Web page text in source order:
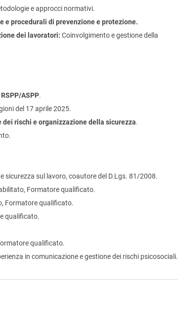
e approcci normativi.
e procedurali di prevenzione e protezione.
dei lavoratori: Coinvolgimento e gestione della
RSPP/ASPP.
del 17 aprile 2025.
dei rischi e organizzazione della sicurezza.
sicurezza sul lavoro, coautore del D.Lgs. 81/2008.
Formatore qualificato.
Formatore qualificato.
qualificato.
qualificato.
in comunicazione e gestione dei rischi psicosociali.